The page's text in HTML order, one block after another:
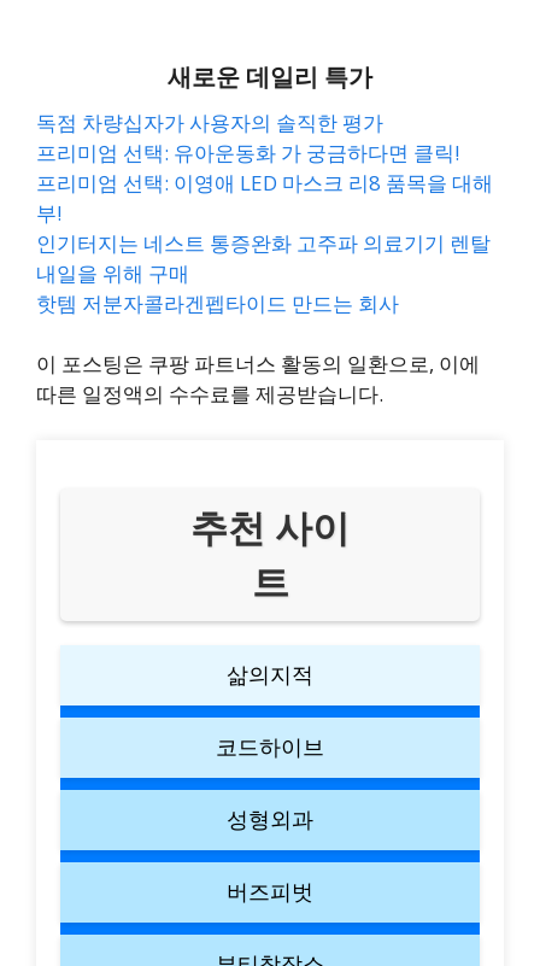
새로운 데일리 특가
독점 차량십자가 사용자의 솔직한 평가
프리미엄 선택: 유아운동화 가 궁금하다면 클릭!
프리미엄 선택: 이영애 LED 마스크 리8 품목을 대해
부!
인기터지는 네스트 통증완화 고주파 의료기기 렌탈
내일을 위해 구매
핫템 저분자콜라겐펩타이드 만드는 회사
이 포스팅은 쿠팡 파트너스 활동의 일환으로, 이에
따른 일정액의 수수료를 제공받습니다.
추천 사이
트
삶의지적
코드하이브
성형외과
버즈피벗